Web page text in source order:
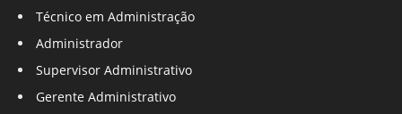
Técnico em Administração
Administrador
Supervisor Administrativo
Gerente Administrativo